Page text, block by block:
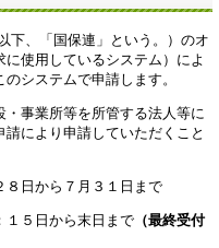
、「国保連」という。）のオ
使用しているシステム）によ
システムで申請します。
業所等を所管する法人等に
により申請していただくこと
から７月３１日まで
日まで （最終受付